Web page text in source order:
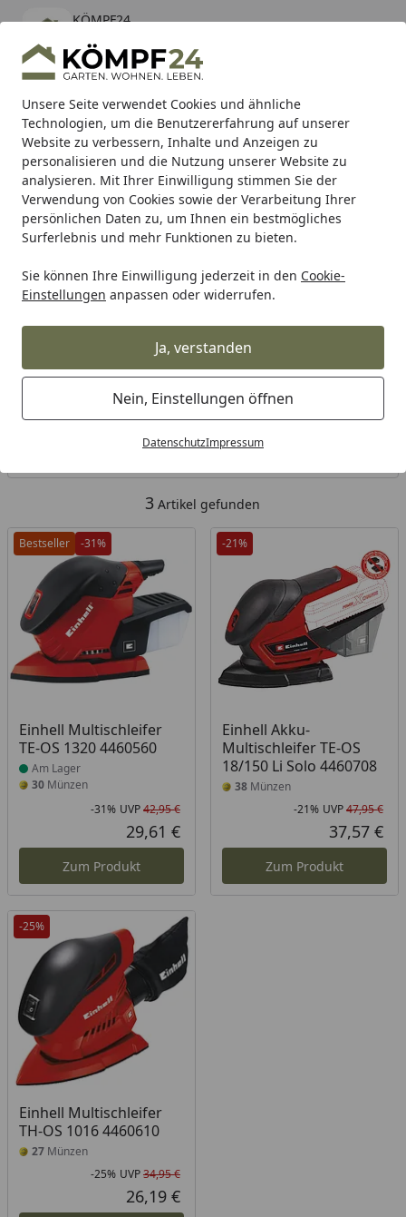
Unsere Seite verwendet Cookies und ähnliche
Technologien, um die Benutzererfahrung auf unserer
Website zu verbessern, Inhalte und Anzeigen zu
personalisieren und die Nutzung unserer Website zu
analysieren. Mit Ihrer Einwilligung stimmen Sie der
Verwendung von Cookies sowie der Verarbeitung Ihrer
persönlichen Daten zu, um Ihnen ein bestmögliches
Surferlebnis und mehr Funktionen zu bieten.
Sie können Ihre Einwilligung jederzeit in den Cookie-
Einstellungen anpassen oder widerrufen.
Ja, verstanden
Nein, Einstellungen öffnen
DatenschutzImpressum
KÖMPF24
kostenlos - Im App Store
Hotline
Alle Produkte
Mein Konto
Suchen
Karibu Pools inkl. gratis Sandfilteranlage & Pool-
Starterset (Gesamtwert bis 468,99€)
Startseite
Einhell Einhell Werkzeuge Einhell Elektrowerkzeuge
Einhell Multischleifer
Ihre Artikelübersicht
Kategorien
3 Artikel gefunden
Bestseller -31%
Einhell Multischleifer
TE-OS 1320 4460560
Produkt am Lager
Am Lager
30 Münzen
Rabatt in Prozent
-31%
Ursprünglicher Preis
UVP42,95 €
Aktueller Preis
29,61 €
Zum Produkt
-21%
Einhell Akku-
Multischleifer TE-OS
18/150 Li Solo 4460708
38Münzen
-21% UVP47,95 €
37,57 €
Zum Produkt
-25%
Einhell Multischleifer
TH-OS 1016 4460610
27 Münzen
Rabatt in Prozent
-25%
Ursprünglicher Preis
UVP34,95 €
Aktueller Preis
26,19 €